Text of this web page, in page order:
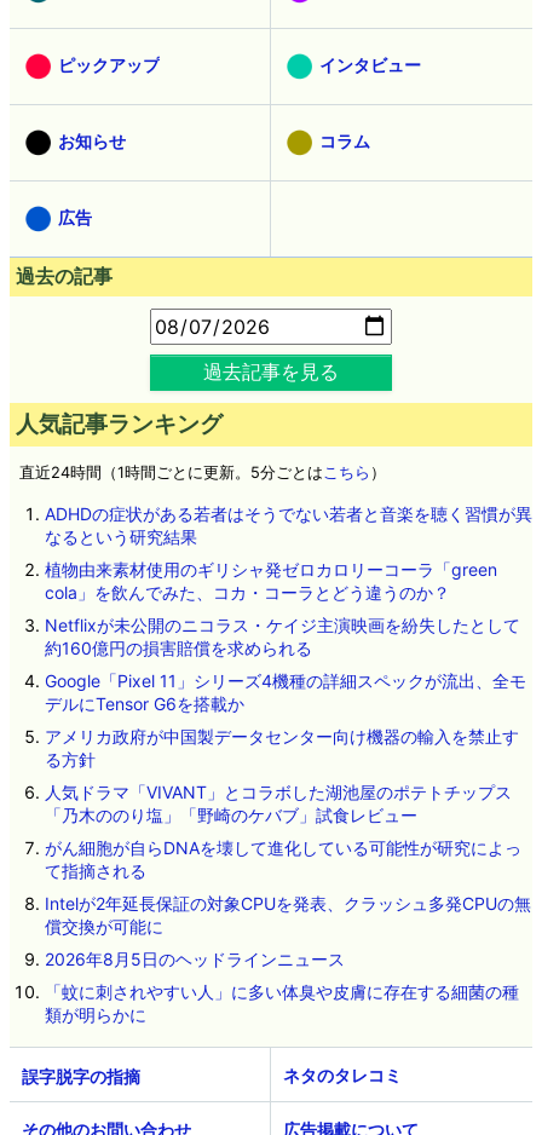
ピックアップ インタビュー
お知らせ コラム
広告
過去の記事
過去記事を見る
人気記事ランキング
直近24時間（1時間ごとに更新。5分ごとは こちら ）
ADHDの症状がある若者はそうでない若者と音楽を聴く習慣が異
なるという研究結果
植物由来素材使用のギリシャ発ゼロカロリーコーラ「green
cola」を飲んでみた、コカ・コーラとどう違うのか？
Netflixが未公開のニコラス・ケイジ主演映画を紛失したとして
約160億円の損害賠償を求められる
Google「Pixel 11」シリーズ4機種の詳細スペックが流出、全モ
デルにTensor G6を搭載か
アメリカ政府が中国製データセンター向け機器の輸入を禁止す
る方針
人気ドラマ「VIVANT」とコラボした湖池屋のポテトチップス
「乃木ののり塩」「野崎のケバブ」試食レビュー
がん細胞が自らDNAを壊して進化している可能性が研究によっ
て指摘される
Intelが2年延長保証の対象CPUを発表、クラッシュ多発CPUの無
償交換が可能に
2026年8月5日のヘッドラインニュース
「蚊に刺されやすい人」に多い体臭や皮膚に存在する細菌の種
類が明らかに
ネタのタレコミ
その他のお問い合わせ 広告掲載について